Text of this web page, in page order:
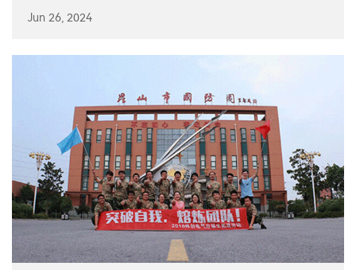
Jun 26, 2024